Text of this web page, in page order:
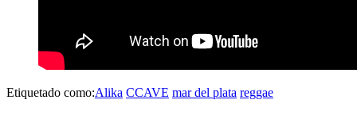
Etiquetado como:Alika CCAVE mar del plata reggae